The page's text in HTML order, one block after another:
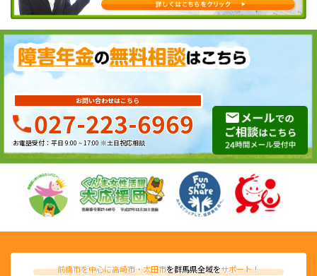
お問い合わせはこちら
027-223-6969
お電話受付：平日 9:00 ~ 17:00 ※土日祝応相談
前橋市を中心に高崎市・太田市を群馬県全域をサポート！